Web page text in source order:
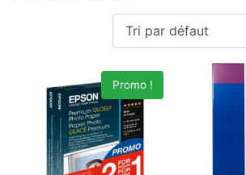
Promo !